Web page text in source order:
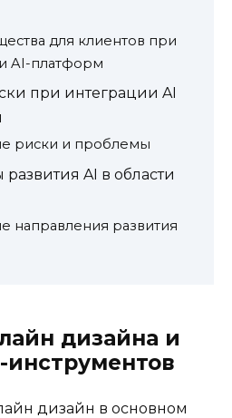
для клиентов при
AI-платформ
при интеграции AI
риски и проблемы
AI в области
направления развития
дизайна и
инструментов
дизайн в основном